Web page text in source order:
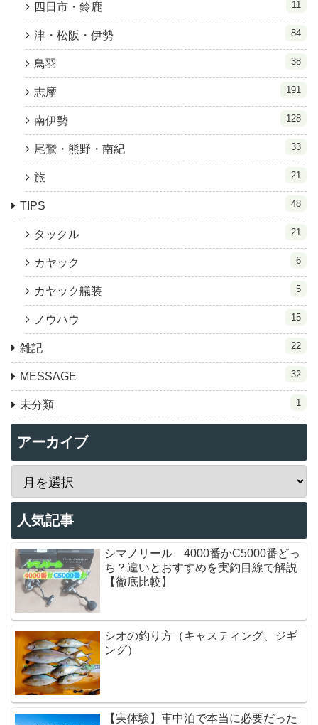
四日市・鈴鹿 11
津・松阪・伊勢 84
鳥羽 38
志摩 191
南伊勢 128
尾鷲・熊野・南紀 33
旅 21
TIPS 48
タックル 21
カヤック 6
カヤック艤装 5
ノウハウ 15
雑記 22
MESSAGE 32
未分類 1
アーカイブ
人気記事
シマノリール 4000番かC5000番どっ
ち？違いとおすすめを実釣目線で解説
【徹底比較】
シオの釣り方（キャスティング、ジギ
ング）
【実体験】車中泊で本当に必要だった